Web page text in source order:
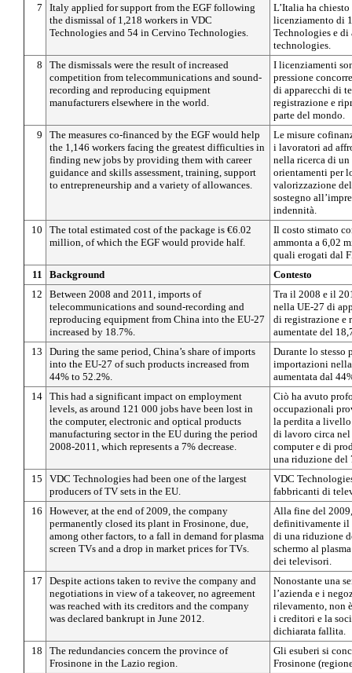
7
Italy applied for support from the EGF following
the dismissal of 1,218 workers in VDC
Technologies and 54 in Cervino Technologies.
L’Italia ha
licenziamento di
Technologies e
technologies.
8
The dismissals were the result of increased
competition from telecommunications and sound-
recording and reproducing equipment
manufacturers elsewhere in the world.
I licenziamenti
pressione
di apparecchi di
registrazione e
parte del mondo.
9
The measures co-financed by the EGF would help
the 1,146 workers facing the greatest difficulties in
finding new jobs by providing them with career
guidance and skills assessment, training, support
to entrepreneurship and a variety of allowances.
Le misure
i lavoratori ad
nella ricerca di
orientamenti per
valorizzazione
sostegno
indennità.
10
The total estimated cost of the package is €6.02
million, of which the EGF would provide half.
Il costo stimato
ammonta a 6,02
quali erogati dal
11
Background
Contesto
12
Between 2008 and 2011, imports of
telecommunications and sound-recording and
reproducing equipment from China into the EU-27
increased by 18.7%.
Tra il 2008 e il
nella UE-27 di
di registrazione e
aumentate del
13
During the same period, China’s share of imports
into the EU-27 of such products increased from
44% to 52.2%.
Durante lo stesso
importazioni
aumentata dal
14 This had a significant impact on employment
levels, as around 121 000 jobs have been lost in
the computer, electronic and optical products
manufacturing sector in the EU during the period
2008-2011, which represents a 7% decrease.
Ciò ha avuto
occupazionali
la perdita a
di lavoro circa
computer e di
una riduzione del
15
VDC Technologies had been one of the largest
producers of TV sets in the EU.
VDC
fabbricanti di
16
However, at the end of 2009, the company
permanently closed its plant in Frosinone, due,
among other factors, to a fall in demand for plasma
screen TVs and a drop in market prices for TVs.
Alla fine del
definitivamente il
di una riduzione
schermo al
dei televisori.
17
Despite actions taken to revive the company and
negotiations in view of a takeover, no agreement
was reached with its creditors and the company
was declared bankrupt in June 2012.
Nonostante una
l’azienda e i
rilevamento, non
i creditori e la
dichiarata fallita.
18
The redundancies concern the province of
Frosinone in the Lazio region.
Gli esuberi si
Frosinone